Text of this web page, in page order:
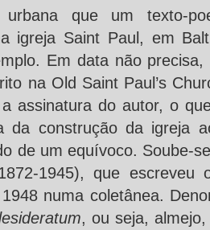
urbana que um texto-
igreja Saint Paul, em
Em data não
na Old Saint Paul’s
assinatura do autor, o
da construção da igreja
de um equívoco. Soube-
1945), que escreveu
numa coletânea.
, ou seja,